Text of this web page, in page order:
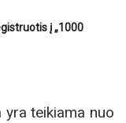
į „1000
teikiama nuo